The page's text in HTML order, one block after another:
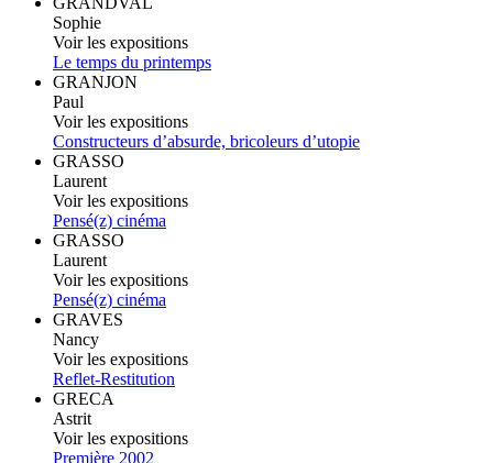
Sophie
Voir les expositions
Le temps du printemps
GRANJON
Paul
Voir les expositions
Constructeurs d’absurde, bricoleurs d’utopie
GRASSO
Laurent
Voir les expositions
Pensé(z) cinéma
GRASSO
Laurent
Voir les expositions
Pensé(z) cinéma
GRAVES
Nancy
Voir les expositions
Reflet-Restitution
GRECA
Astrit
Voir les expositions
Première 2002